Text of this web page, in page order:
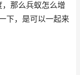
那么兵蚁怎么增
下，是可以一起来